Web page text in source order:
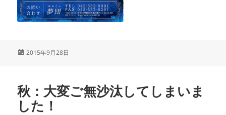
投
2015年9月28日
秋：大変ご無沙汰してしまいま
した！